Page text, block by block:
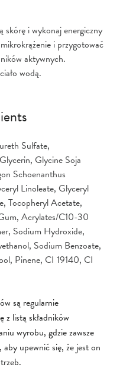
skórę i wykonaj energiczny
i przygotować
aktywnych.
wodą.
Sulfate,
Glycine Soja
Schoenanthus
Linoleate, Glyceryl
Tocopheryl Acetate,
Acrylates/C10-30
Sodium Hydroxide,
Sodium Benzoate,
Pinene, CI 19140, CI
są regularnie
z listą składników
wyrobu, gdzie zawsze
aby upewnić się, że jest on